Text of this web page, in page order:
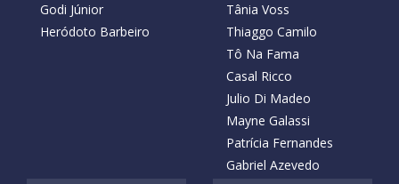
Godi Júnior
Heródoto Barbeiro
Tânia Voss
Thiaggo Camilo
Tô Na Fama
Casal Ricco
Julio Di Madeo
Mayne Galassi
Patrícia Fernandes
Gabriel Azevedo